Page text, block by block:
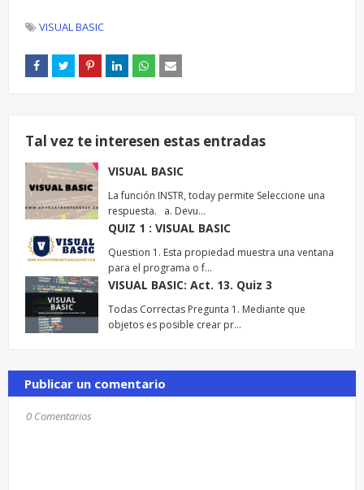
VISUAL BASIC
Tal vez te interesen estas entradas
VISUAL BASIC
La función INSTR, today permite Seleccione una
respuesta. a. Devu…
QUIZ 1 : VISUAL BASIC
Question 1. Esta propiedad muestra una ventana
para el programa o f…
VISUAL BASIC: Act. 13. Quiz 3
Todas Correctas Pregunta 1. Mediante que
objetos es posible crear pr…
Publicar un comentario
0 Comentarios